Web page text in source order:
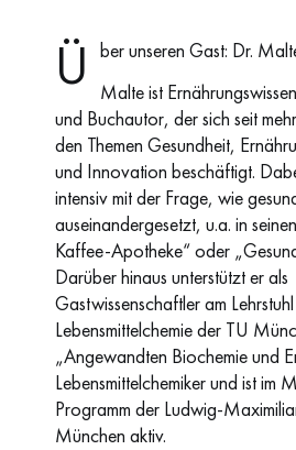
Ü
ber unseren Gast: Dr.
Malte ist
und Buchautor, der sich seit
den Themen Gesundheit,
und Innovation beschäftigt.
intensiv mit der Frage, wie
auseinandergesetzt, u.a. in
Kaffee-Apotheke“ oder
Darüber hinaus unterstützt er als
Gastwissenschaftler am
Lebensmittelchemie der TU
„Angewandten Biochemie und
Lebensmittelchemiker und ist im
Programm der Ludwig-
München aktiv.